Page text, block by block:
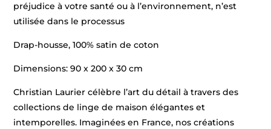
préjudice à votre santé ou à l’environnement, n’est
utilisée dans le processus
Drap-housse, 100% satin de coton
Dimensions: 90 x 200 x 30 cm
Christian Laurier célèbre l’art du détail à travers des
collections de linge de maison élégantes et
intemporelles. Imaginées en France, nos créations